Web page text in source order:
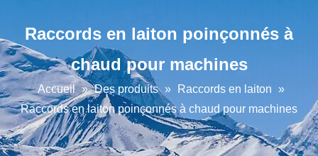
Raccords en laiton poinçonnés à
chaud pour machines
Accueil » Des produits » Raccords en laiton »
Raccords en laiton poinçonnés à chaud pour machines